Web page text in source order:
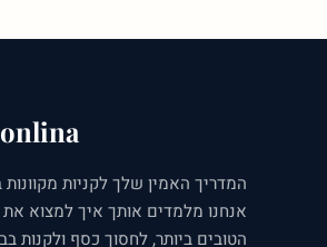
המדריך האמין שלך לקניות מקוונות
אנחנו מלמדים אותך איך למצוא את
הטובים ביותר, לחסוך כסף ולקנות